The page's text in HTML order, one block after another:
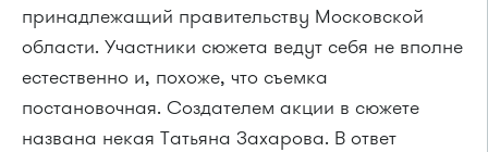
принадлежащий правительству Московской
области. Участники сюжета ведут себя не вполне
естественно и, похоже, что съемка
постановочная. Создателем акции в сюжете
названа некая Татьяна Захарова. В ответ